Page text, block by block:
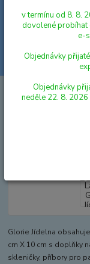
PANENKY,
Lamps Glorie Jídelna
Lamps
Glorie Jídelna
cm X 10 cm s doplňky
skleničky, příbory pro
v termínu od 8. 8.
dovolené probíhat
e-
Objednávky
Objednávky
neděle 22. 8.